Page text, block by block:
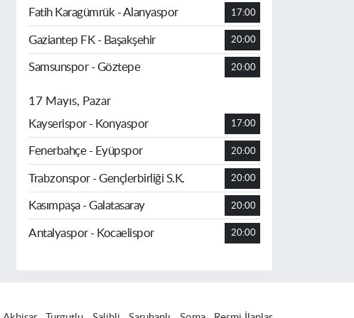
Fatih Karagümrük - Alanyaspor
17:00
Gaziantep FK - Başakşehir 20:00
Samsunspor - Göztepe 20:00
17 Mayıs, Pazar
Kayserispor - Konyaspor
17:00
Fenerbahçe - Eyüpspor 20:00
Trabzonspor - Gençlerbirliği S.K. 20:00
Kasımpaşa - Galatasaray 20:00
Antalyaspor - Kocaelispor 20:00